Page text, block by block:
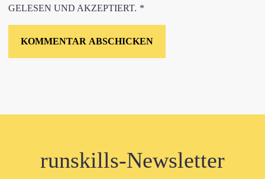
GELESEN UND AKZEPTIERT. *
runskills-Newsletter